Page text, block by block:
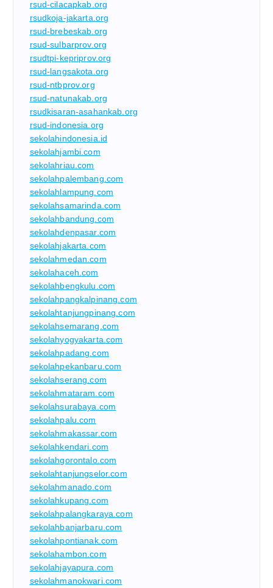
rsud-cilacapkab.org
rsudkoja-jakarta.org
rsud-brebeskab.org
rsud-sulbarprov.org
rsudtpi-kepriprov.org
rsud-langsakota.org
rsud-ntbprov.org
rsud-natunakab.org
rsudkisaran-asahankab.org
rsud-indonesia.org
sekolahindonesia.id
sekolahjambi.com
sekolahriau.com
sekolahpalembang.com
sekolahlampung.com
sekolahsamarinda.com
sekolahbandung.com
sekolahdenpasar.com
sekolahjakarta.com
sekolahmedan.com
sekolahaceh.com
sekolahbengkulu.com
sekolahpangkalpinang.com
sekolahtanjungpinang.com
sekolahsemarang.com
sekolahyogyakarta.com
sekolahpadang.com
sekolahpekanbaru.com
sekolahserang.com
sekolahmataram.com
sekolahsurabaya.com
sekolahpalu.com
sekolahmakassar.com
sekolahkendari.com
sekolahgorontalo.com
sekolahtanjungselor.com
sekolahmanado.com
sekolahkupang.com
sekolahpalangkaraya.com
sekolahbanjarbaru.com
sekolahpontianak.com
sekolahambon.com
sekolahjayapura.com
sekolahmanokwari.com